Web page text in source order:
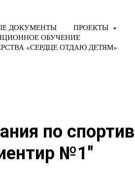
ДОКУМЕНТЫ
ПРОЕКТЫ
ОБУЧЕНИЕ
«СЕРДЦЕ ОТДАЮ ДЕТЯМ»
по
№1"